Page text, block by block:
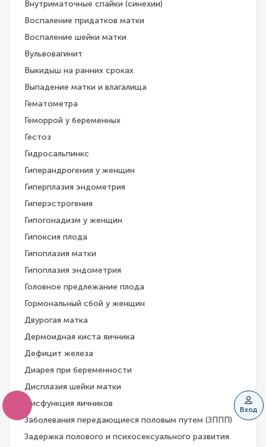
Вход
Внутриматочные спайки (синехии)
Воспаление придатков матки
Воспаление шейки матки
Вульвовагинит
Выкидыш на ранних сроках
Выпадение матки и влагалища
Гематометра
Геморрой у беременных
Гестоз
Гидросальпинкс
Гиперандрогения у женщин
Гиперплазия эндометрия
Гиперэстрогения
Гипогонадизм у женщин
Гипоксия плода
Гипоплазия матки
Гипоплазия эндометрия
Головное предлежание плода
Гормональный сбой у женщин
Двурогая матка
Дермоидная киста яичника
Дефицит железа
Диарея при беременности
Дисплазия шейки матки
Дисфункция яичников
Заболевания передающиеся половым путем (ЗППП)
Задержка полового и психосексуального развития